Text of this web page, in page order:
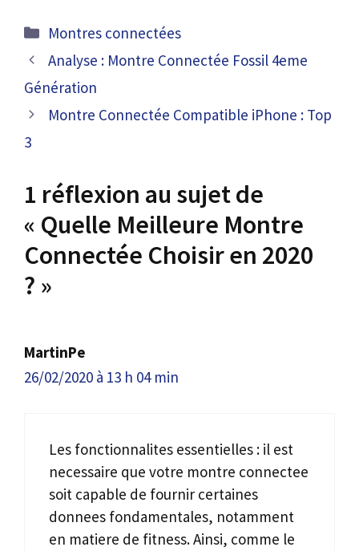
Catégories
Montres connectées
Analyse : Montre Connectée Fossil 4eme
Génération
Montre Connectée Compatible iPhone : Top
3
1 réflexion au sujet de
« Quelle Meilleure Montre
Connectée Choisir en 2020
? »
MartinPe
26/02/2020 à 13 h 04 min
Les fonctionnalites essentielles : il est
necessaire que votre montre connectee
soit capable de fournir certaines
donnees fondamentales, notamment
en matiere de fitness. Ainsi, comme le